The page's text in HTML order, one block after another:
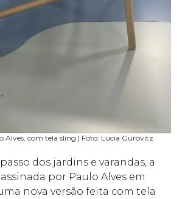
Alves, com tela sling | Foto: Lúcia Gurovitz
dos jardins e varandas, a
assinada por Paulo Alves em
nova versão feita com tela